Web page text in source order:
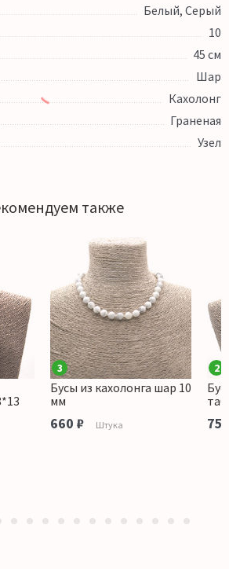
Белый, Серый
10
45 см
Шар
Кахолонг
Граненая
Узел
также
3
Бусы из кахолонга шар 10
мм
660 ₽ Штука
2